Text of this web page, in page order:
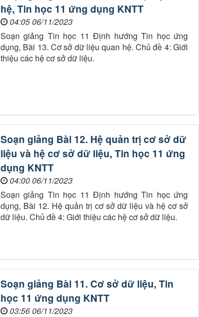
hệ, Tin học 11 ứng dụng KNTT
04:05 06/11/2023
Soạn giảng Tin học 11 Định hướng Tin học ứng
dụng, Bài 13. Cơ sở dữ liệu quan hệ. Chủ đề 4: Giới
thiệu các hệ cơ sở dữ liệu.
Soạn giảng Bài 12. Hệ quản trị cơ sở dữ
liệu và hệ cơ sở dữ liệu, Tin học 11 ứng
dụng KNTT
04:00 06/11/2023
Soạn giảng Tin học 11 Định hướng Tin học ứng
dụng, Bài 12. Hệ quản trị cơ sở dữ liệu và hệ cơ sở
dữ liệu. Chủ đề 4: Giới thiệu các hệ cơ sở dữ liệu.
Soạn giảng Bài 11. Cơ sở dữ liệu, Tin
học 11 ứng dụng KNTT
03:56 06/11/2023